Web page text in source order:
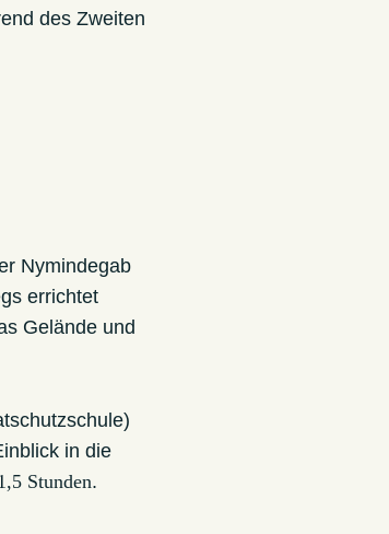
des Zweiten
Nymindegab
errichtet
Gelände und
in die
Stunden.